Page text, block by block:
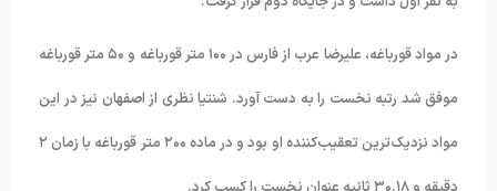
در مواد قورباغه، علیرضا عرب از فارس در ۱۰۰ متر قورباغه و ۵۰ متر قورباغه
موفق شد رتبه نخست را به دست آورد. شنتیا نظری از اصفهان نیز در این
مواد نزدیک‌ترین تعقیب‌کننده او بود و در ماده ۲۰۰ متر قورباغه با زمان ۲